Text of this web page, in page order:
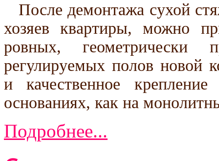
После демонтажа сухой
хозяев квартиры, можно
ровных,
регулируемых полов новой
и качественное
основаниях, как на
Подробнее...